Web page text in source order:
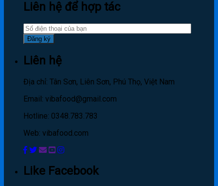
Liên hệ để hợp tác
Liên hệ
Địa chỉ: Tân Sơn, Liên Sơn, Phú Thọ, Việt Nam
Email: vibafood@gmail.com
Hotline: 0348.783.783
Web: vibafood.com
Like Facebook